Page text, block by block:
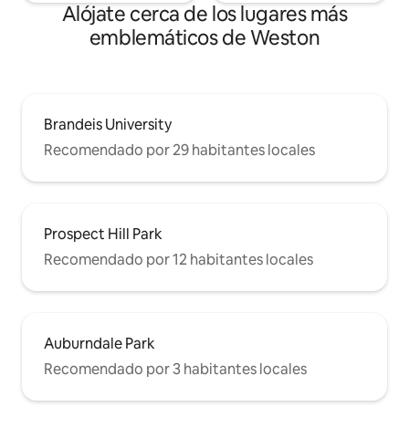
Alójate cerca de los lugares más
emblemáticos de Weston
Brandeis University
Recomendado por 29 habitantes locales
Prospect Hill Park
Recomendado por 12 habitantes locales
Auburndale Park
Recomendado por 3 habitantes locales